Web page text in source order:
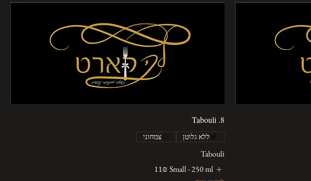
8. Tabouli
ללא גלוטן צמחוני
Tabouli
Small - 250 ml
‏11 ‏₪